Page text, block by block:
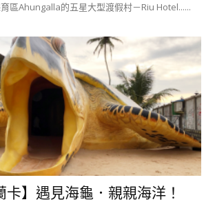
區Ahungalla的五星大型渡假村－Riu Hotel......
卡】遇見海龜．親親海洋！